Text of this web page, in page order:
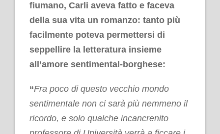
fiumano, Carli aveva fatto e faceva
della sua vita un romanzo: tanto più
facilmente poteva permettersi di
seppellire la letteratura insieme
all’amore sentimental-borghese:
“Fra poco di questo vecchio mondo
sentimentale non ci sarà più nemmeno il
ricordo, e solo qualche incancrenito